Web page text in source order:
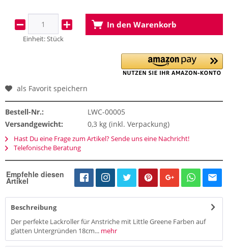
Einheit:Stück
In den Warenkorb
als Favorit speichern
Bestell-Nr.:
LWC-00005
Versandgewicht:
0,3 kg (inkl. Verpackung)
Hast Du eine Frage zum Artikel? Sende uns eine Nachricht!
Telefonische Beratung
Empfehle diesen
Artikel
Beschreibung
Der perfekte Lackroller für Anstriche mit Little Greene Farben auf
glatten Untergründen 18cm... mehr